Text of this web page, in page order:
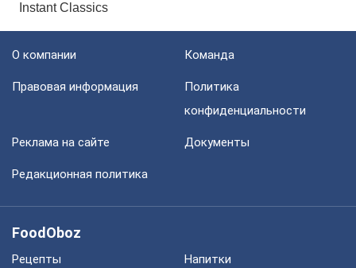
О компании Команда
Правовая информация
Политика
конфиденциальности
Реклама на сайте Документы
Редакционная политика
FoodOboz
Рецепты Напитки